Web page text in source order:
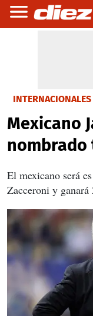
INTERNACIONALES
Mexicano
nombrado
El mexicano será
Zacceroni y